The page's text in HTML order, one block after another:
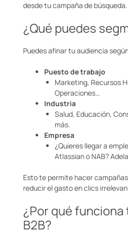
desde tu campaña de búsqueda.
¿Qué puedes
Puedes afinar tu audiencia
Puesto de trabajo
Marketing, Recursos
Operaciones…
Industria
Salud, Educación,
más.
Empresa
¿Quieres llegar a
Atlassian o NAB?
Esto te permite hacer
reducir el gasto en clics
¿Por qué funciona
B2B?